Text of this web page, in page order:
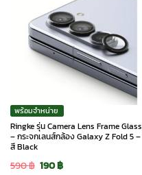
พร้อมจำหน่าย
Ringke รุ่น Camera Lens Frame Glass
– กระจกเลนส์กล้อง Galaxy Z Fold 5 –
สี Black
590฿ Original
190฿Current